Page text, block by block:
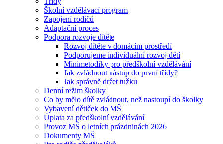
Školní vzdělávací program
Zapojení rodičů
Adaptační proces
Podpora rozvoje dítěte
Rozvoj dítěte v domácím prostředí
Podporujeme individuální rozvoj dětí
Minimetodiky pro předškolní vzdělávání
Jak zvládnout nástup do první třídy?
Jak správně držet tužku
Denní režim školky
Co by mělo dítě zvládnout, než nastoupí do školky
Vybavení dětiček do MŠ
Úplata za předškolní vzdělávání
Provoz MŠ o letních prázdninách 2026
Dokumenty MŠ